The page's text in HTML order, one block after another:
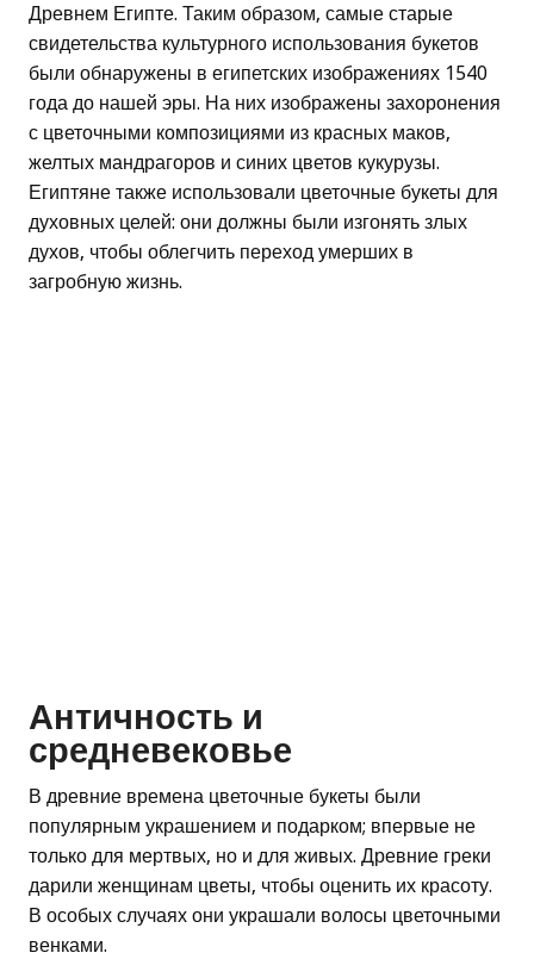
Древнем Египте. Таким образом, самые старые
свидетельства культурного использования букетов
были обнаружены в египетских изображениях 1540
года до нашей эры. На них изображены захоронения
с цветочными композициями из красных маков,
желтых мандрагоров и синих цветов кукурузы.
Египтяне также использовали цветочные букеты для
духовных целей: они должны были изгонять злых
духов, чтобы облегчить переход умерших в
загробную жизнь.
Античность и
средневековье
В древние времена цветочные букеты были
популярным украшением и подарком; впервые не
только для мертвых, но и для живых. Древние греки
дарили женщинам цветы, чтобы оценить их красоту.
В особых случаях они украшали волосы цветочными
венками.